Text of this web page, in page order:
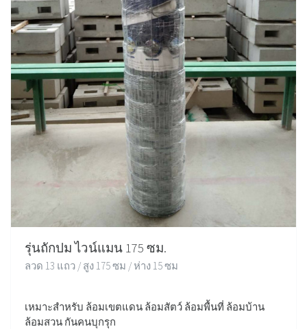
รุ่นถักปม ไวน์แมน 175 ซม.
ลวด 13 แถว / สูง 175 ซม / ห่าง 15 ซม
เหมาะสำหรับ ล้อมเขตแดน ล้อมสัตว์ ล้อมพื้นที่ ล้อมบ้าน
ล้อมสวน กันคนบุกรุก